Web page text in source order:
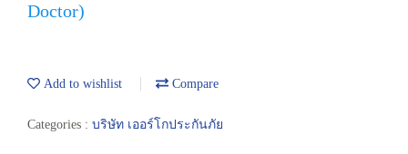
Doctor)
Add to wishlist Compare
Categories : บริษัท เออร์โกประกันภัย